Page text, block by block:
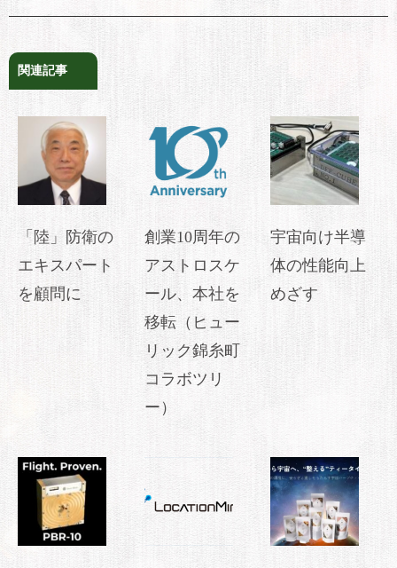
関連記事
「陸」防衛の
エキスパート
を顧問に
創業10周年の
アストロスケ
ール、本社を
移転（ヒュー
リック錦糸町
コラボツリ
ー）
宇宙向け半導
体の性能向上
めざす